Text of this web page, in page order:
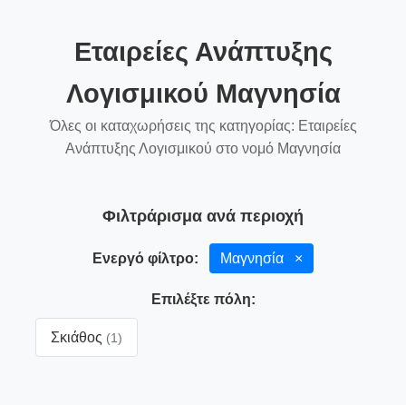
Εταιρείες Ανάπτυξης
Λογισμικού Μαγνησία
Όλες οι καταχωρήσεις της κατηγορίας: Εταιρείες
Ανάπτυξης Λογισμικού στο νομό Μαγνησία
Φιλτράρισμα ανά περιοχή
Ενεργό φίλτρο: Μαγνησία ×
Επιλέξτε πόλη:
Σκιάθος (1)